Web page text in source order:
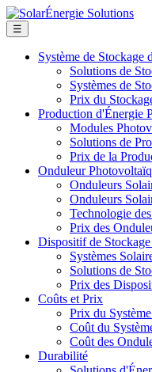
☰
Système de Stockage
Solutions de
Systèmes de
Prix du
Production d'Énergie
Modules
Solutions de
Prix de la
Onduleur
Onduleurs
Onduleurs
Technologie
Prix des
Dispositif de
Systèmes
Solutions de
Prix des
Coûts et Prix
Prix du
Coût du
Coût des
Durabilité